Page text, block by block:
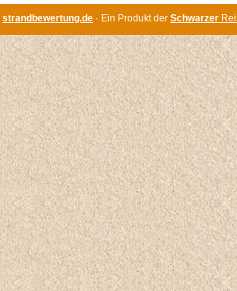
strandbewertung.de · Ein Produkt der Schwarzer